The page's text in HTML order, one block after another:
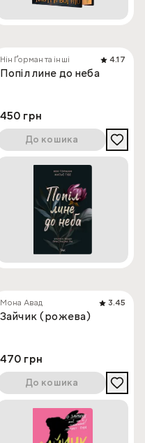
Нін Ґорман та інші 4.17
Попіл лине до неба
450 грн
До кошика
Мона Авад 3.45
Зайчик (рожева)
470 грн
До кошика